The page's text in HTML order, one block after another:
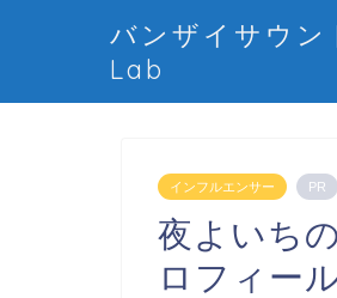
バンザイサウン
Lab
インフルエンサー PR
夜よいち
ロフィー